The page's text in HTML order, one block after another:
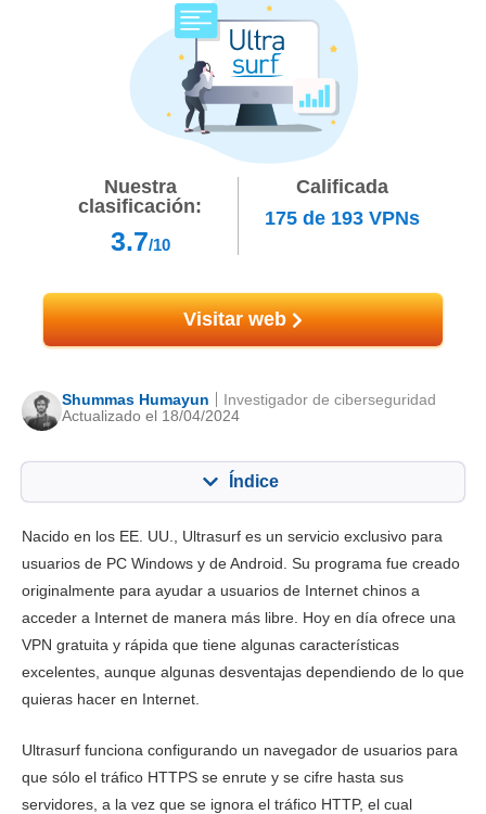
Nuestra
clasificación:
3.7/10
Calificada
175de 193 VPNs
Visitar web
Shummas Humayun
Actualizado el 18/04/2024
Investigador de ciberseguridad
Índice
Funciones principales 4.4
Instalación y apps 6.0
Fiabilidad y asistencia 6.3
Nacido en los EE. UU., Ultrasurf es un servicio exclusivo para
usuarios de PC Windows y de Android. Su programa fue creado
originalmente para ayudar a usuarios de Internet chinos a
acceder a Internet de manera más libre. Hoy en día ofrece una
VPN gratuita y rápida que tiene algunas características
excelentes, aunque algunas desventajas dependiendo de lo que
quieras hacer en Internet.
Ultrasurf funciona configurando un navegador de usuarios para
que sólo el tráfico HTTPS se enrute y se cifre hasta sus
servidores, a la vez que se ignora el tráfico HTTP, el cual